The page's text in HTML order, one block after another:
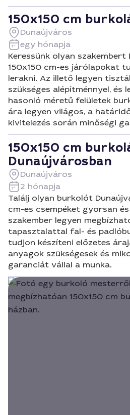
150x150 cm
Dunaújváros
egy hónapja
Keressünk olyan szakembert
150x150 cm-es járólapokat
lerakni. Az illető legyen
szükséges alépítménnyel, és
hasonló méretű felületek
ára legyen világos, a
kivitelezés során minőségi
150x150 cm
Dunaújvárosban
Dunaújváros
2 hónapja
Találj olyan burkolót
cm-es csempéket gyorsan
szakember legyen
tapasztalattal fal- és
tudjon készíteni előzetes
anyagok szükségesek és
garanciát vállal a munka.